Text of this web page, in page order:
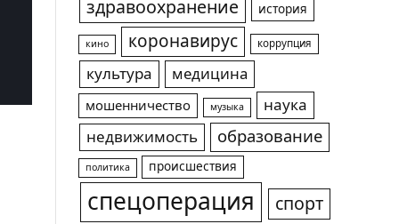
здравоохранение история
кино коронавирус коррупция
культура медицина
мошенничество музыка
наука
недвижимость
образование
политика происшествия
спецоперация спорт